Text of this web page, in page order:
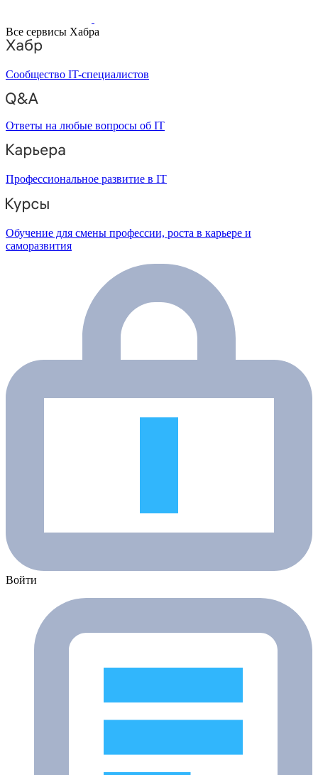
Все сервисы Хабра
Сообщество IT-специалистов
Ответы на любые вопросы об IT
Профессиональное развитие в IT
Обучение для смены профессии, роста в карьере и
саморазвития
Войти